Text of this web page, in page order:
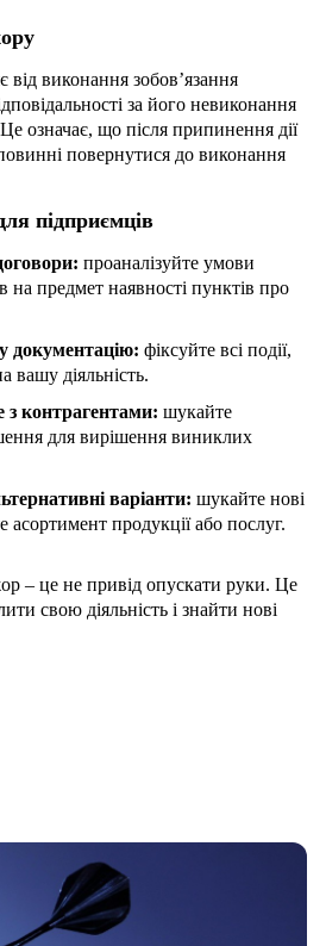
виконання зобов’язання
за його невиконання
означає, що після припинення дії
повернутися до виконання
підприємців
проаналізуйте умови
на предмет наявності пунктів про
документацію: фіксуйте всі події,
вашу діяльність.
з контрагентами: шукайте
для вирішення виниклих
варіанти: шукайте нові
продукції або послуг.
– це не привід опускати руки. Це
свою діяльність і знайти нові